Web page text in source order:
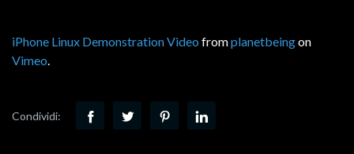
iPhone Linux Demonstration Video fromplanetbeingon
Vimeo.
Condividi: